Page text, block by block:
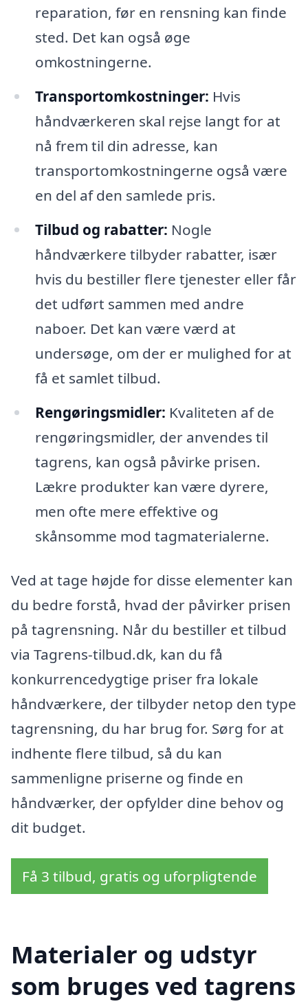
reparation, før en rensning kan finde
sted. Det kan også øge
omkostningerne.
Transportomkostninger: Hvis
håndværkeren skal rejse langt for at
nå frem til din adresse, kan
transportomkostningerne også være
en del af den samlede pris.
Tilbud og rabatter: Nogle
håndværkere tilbyder rabatter, især
hvis du bestiller flere tjenester eller får
det udført sammen med andre
naboer. Det kan være værd at
undersøge, om der er mulighed for at
få et samlet tilbud.
Rengøringsmidler: Kvaliteten af de
rengøringsmidler, der anvendes til
tagrens, kan også påvirke prisen.
Lækre produkter kan være dyrere,
men ofte mere effektive og
skånsomme mod tagmaterialerne.
Ved at tage højde for disse elementer kan
du bedre forstå, hvad der påvirker prisen
på tagrensning. Når du bestiller et tilbud
via Tagrens-tilbud.dk, kan du få
konkurrencedygtige priser fra lokale
håndværkere, der tilbyder netop den type
tagrensning, du har brug for. Sørg for at
indhente flere tilbud, så du kan
sammenligne priserne og finde en
håndværker, der opfylder dine behov og
dit budget.
Få 3 tilbud, gratis og uforpligtende
Materialer og udstyr
som bruges ved tagrens